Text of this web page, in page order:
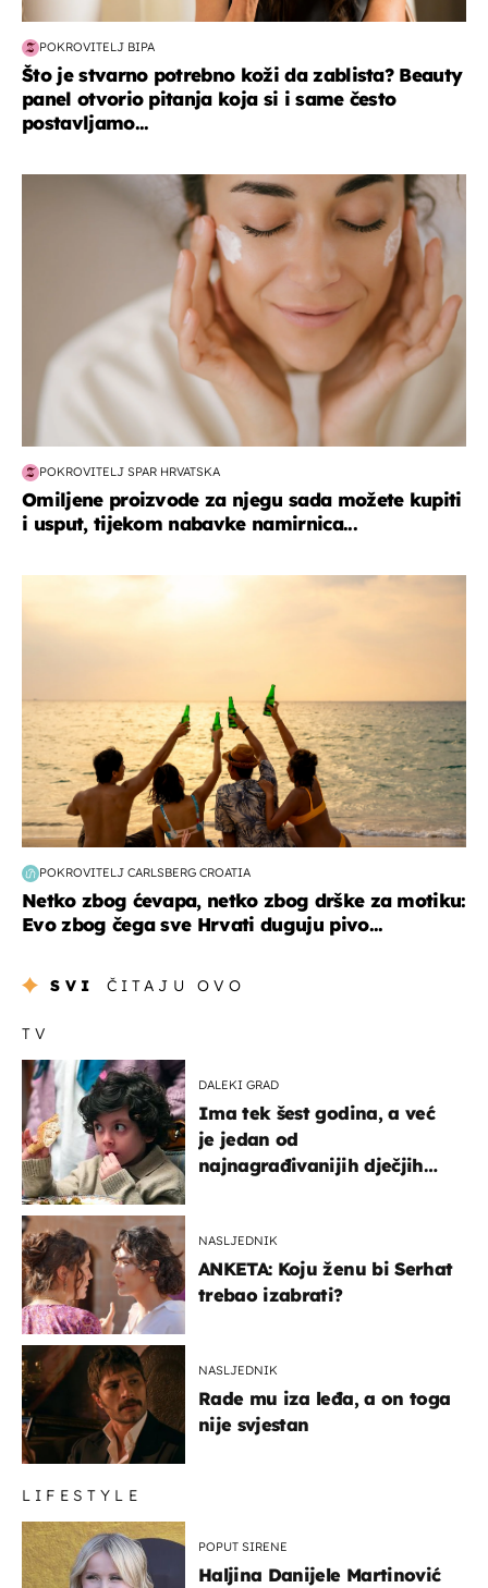
POKROVITELJ BIPA
Što je stvarno potrebno koži da zablista? Beauty
panel otvorio pitanja koja si i same često
postavljamo...
moda & ljepota
POKROVITELJ SPAR HRVATSKA
Omiljene proizvode za njegu sada možete kupiti
i usput, tijekom nabavke namirnica...
POKROVITELJ CARLSBERG CROATIA
Netko zbog ćevapa, netko zbog drške za motiku:
Evo zbog čega sve Hrvati duguju pivo...
SVI ČITAJU OVO
TV
DALEKI GRAD
Ima tek šest godina, a već
je jedan od
najnagrađivanijih dječjih
NASLJEDNIK
ANKETA: Koju ženu bi Serhat
trebao izabrati?
NASLJEDNIK
Rade mu iza leđa, a on toga
nije svjestan
LIFESTYLE
POPUT SIRENE
Haljina Danijele Martinović